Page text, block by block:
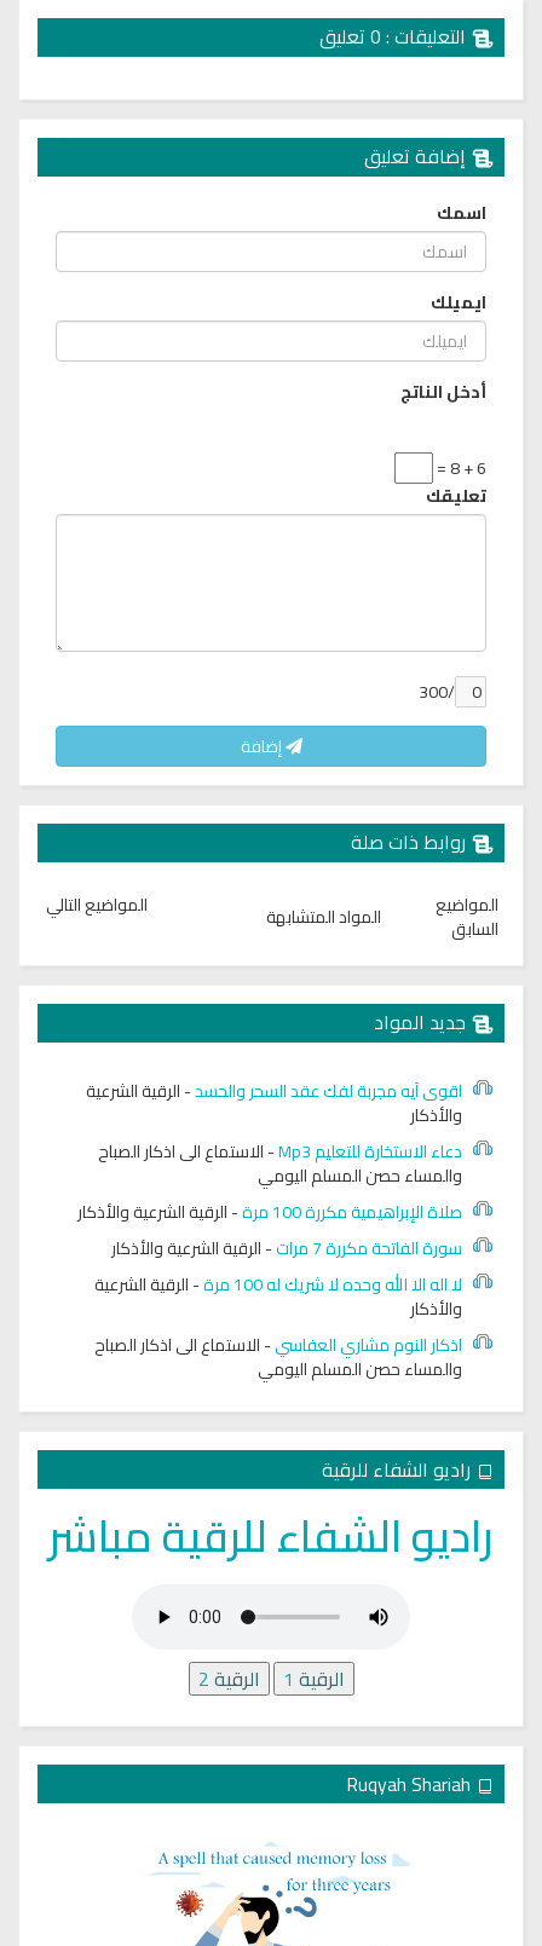
التعليقات : 0 تعليق
إضافة تعليق
اسمك
ايميلك
أدخل الناتج
6 + 8 =
تعليقك
/300
إضافة
روابط ذات صلة
المواضيع
السابق المواد المتشابهة المواضيع التالي
جديد المواد
اقوى آيه مجربة لفك عقد السحر والحسد-الرقية الشرعية
والأذكار
دعاء الاستخارة للتعليم Mp3
-الاستماع الى اذكار الصباح
والمساء حصن المسلم اليومي
صلاة الإبراهيمية مكررة 100 مرة
-الرقية الشرعية والأذكار
سورة الفاتحة مكررة 7 مرات
-الرقية الشرعية والأذكار
لا اله الا الله وحده لا شريك له 100 مرة
-الرقية الشرعية
والأذكار
اذكار النوم مشاري العفاسي-الاستماع الى اذكار الصباح
والمساء حصن المسلم اليومي
راديو الشفاء للرقية
راديو الشفاء للرقية مباشر
الرقية 1 الرقية2